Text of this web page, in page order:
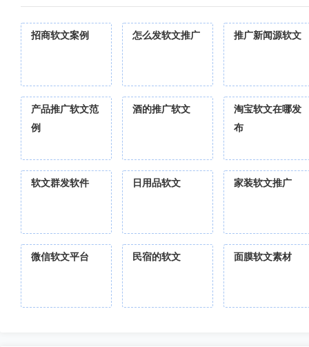
招商软文案例 怎么发软文推广 推广新闻源软文
产品推广软文范
例
酒的推广软文
淘宝软文在哪发
布
软文群发软件 日用品软文 家装软文推广
微信软文平台 民宿的软文 面膜软文素材